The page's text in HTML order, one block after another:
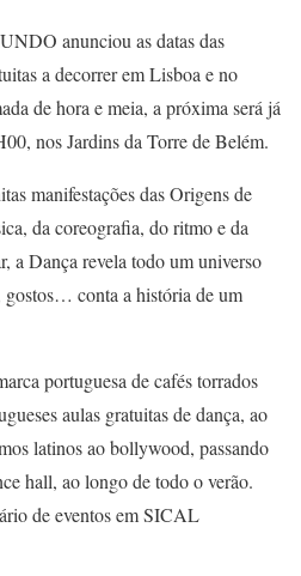
anunciou as datas das
a decorrer em Lisboa e no
de hora e meia, a próxima será já
nos Jardins da Torre de Belém.
manifestações das Origens de
da coreografia, do ritmo e da
a Dança revela todo um universo
gostos… conta a história de um
portuguesa de cafés torrados
aulas gratuitas de dança, ao
latinos ao bollywood, passando
hall, ao longo de todo o verão.
de eventos em SICAL